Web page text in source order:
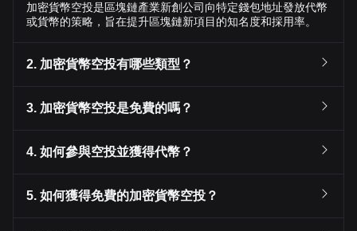
加密貨幣空投是區塊鏈產業新創公司向特定錢包地址發放代幣
或貨幣的策略，旨在提升區塊鏈新項目的知名度和採用率。
2. 加密貨幣空投有哪些類型？
3. 加密貨幣空投是免費的嗎？
4. 如何參與空投並獲得代幣？
5. 如何獲得免費的加密貨幣空投？